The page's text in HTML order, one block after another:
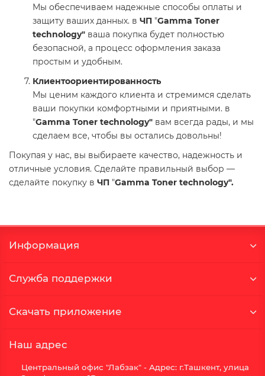
Мы обеспечиваем надежные способы оплаты и
защиту ваших данных. в ЧП "Gamma Toner
technology" ваша покупка будет полностью
безопасной, а процесс оформления заказа
простым и удобным.
Клиентоориентированность
Мы ценим каждого клиента и стремимся сделать
ваши покупки комфортными и приятными. в
"Gamma Toner technology" вам всегда рады, и мы
сделаем все, чтобы вы остались довольны!
Покупая у нас, вы выбираете качество, надежность и
отличные условия. Сделайте правильный выбор —
сделайте покупку в ЧП "Gamma Toner technology".
Информация
Служба поддержки
Скачать приложение
Наш адрес
Центральный офис "Лабзак" - Адрес: г.Ташкент, улица